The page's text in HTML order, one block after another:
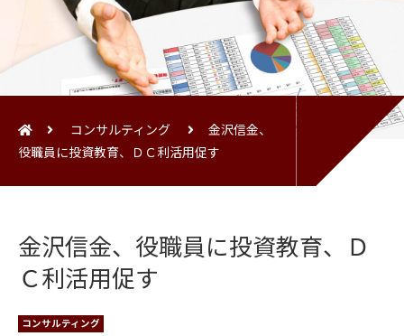
コンサルティング
金沢信金、
役職員に投資教育、ＤＣ利活用促す
金沢信金、役職員に投資教育、Ｄ
Ｃ利活用促す
コンサルティング